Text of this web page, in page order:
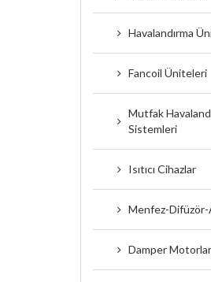
Havalandırma
Fancoil Üniteleri
Mutfak
Sistemleri
Isıtıcı Cihazlar
Menfez-
Damper